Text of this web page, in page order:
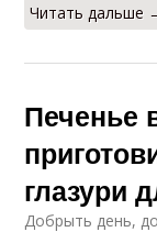
Читать дальше
Печенье
глазури
Добрыть день,